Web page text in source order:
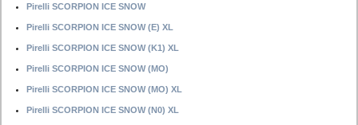
Pirelli SCORPION ICE SNOW
Pirelli SCORPION ICE SNOW (E) XL
Pirelli SCORPION ICE SNOW (K1) XL
Pirelli SCORPION ICE SNOW (MO)
Pirelli SCORPION ICE SNOW (MO) XL
Pirelli SCORPION ICE SNOW (N0) XL